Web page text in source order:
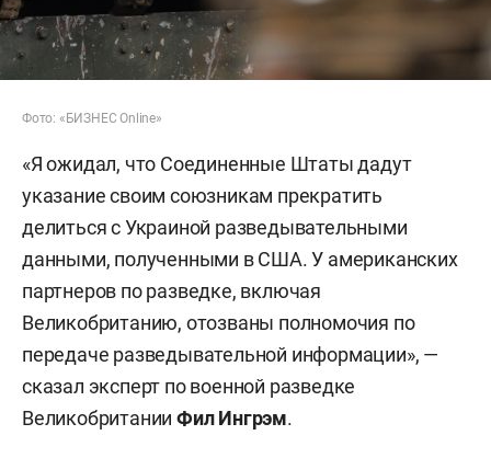
Фото: «БИЗНЕС Online»
«Я ожидал, что Соединенные Штаты дадут
указание своим союзникам прекратить
делиться с Украиной разведывательными
данными, полученными в США. У американских
партнеров по разведке, включая
Великобританию, отозваны полномочия по
передаче разведывательной информации», —
сказал эксперт по военной разведке
ВеликобританииФил Ингрэм.